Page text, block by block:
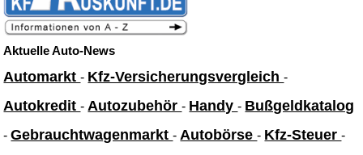
Aktuelle Auto-News
Automarkt- Kfz-Versicherungsvergleich-
Autokredit- Autozubehör- Handy- Bußgeldkatalog
-Gebrauchtwagenmarkt- Autobörse- Kfz-Steuer-